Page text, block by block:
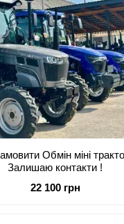
Україні, щоб ви могли
4x4, для різних
фрези, косарки,
Обмін міні
Залишаю контакти !
22 100 грн